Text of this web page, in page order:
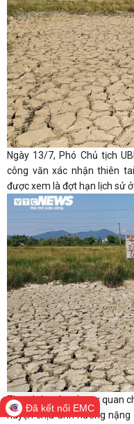
Ngày 13/7, Phó Chủ tịch
công văn xác nhận thiên
được xem là đợt hạn lịch sử
Theo báo cáo của cơ quan
huyện chịu ảnh hưởng
Đã kết nối EMC